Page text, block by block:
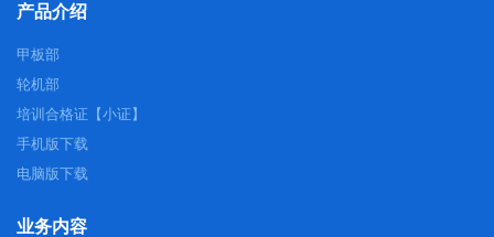
产品介绍
甲板部
轮机部
培训合格证【小证】
手机版下载
电脑版下载
业务内容